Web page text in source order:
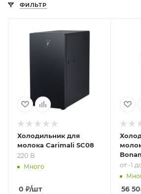
ФИЛЬТР
Подпись к товару
Холодильник для
молока Carimali SC08
220 В
Много
0 ₽/шт
от -1
fridge
от -1
56